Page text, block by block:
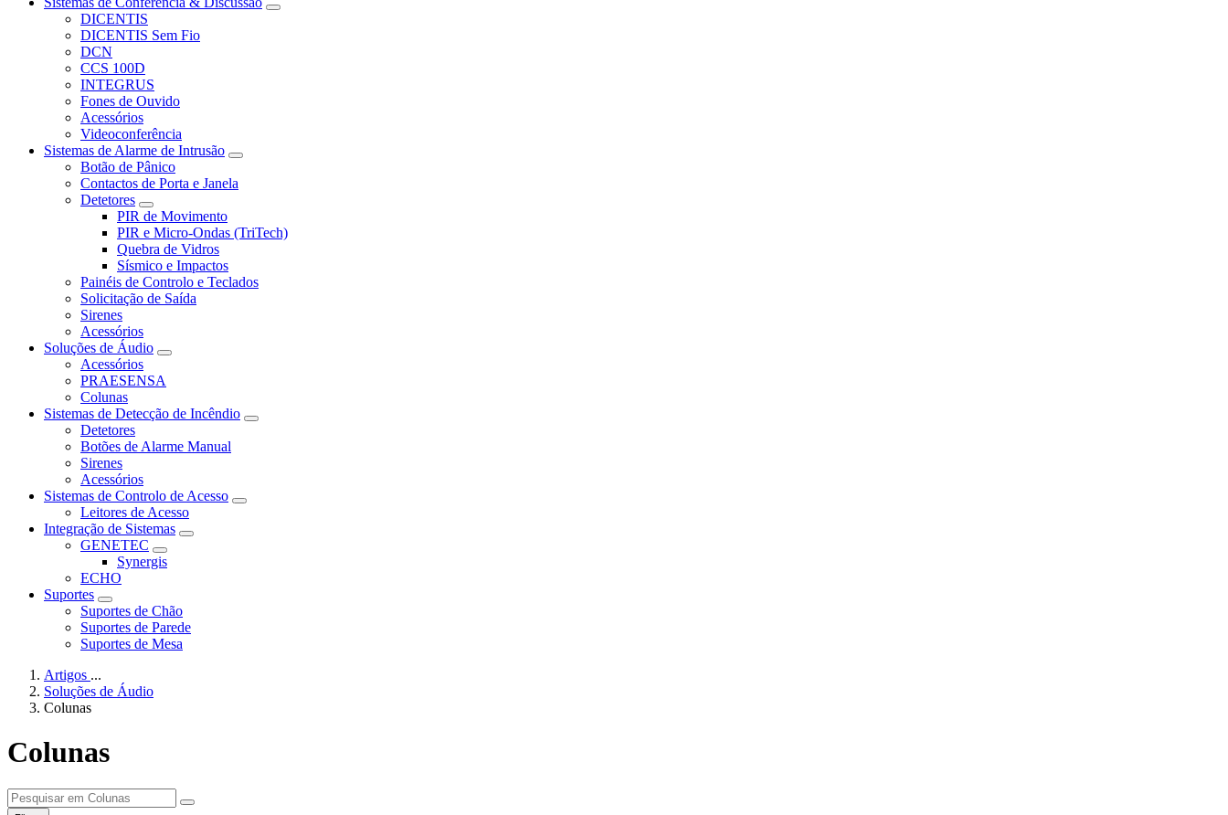
DICENTIS
DICENTIS Sem Fio
DCN
CCS 100D
INTEGRUS
Fones de Ouvido
Acessórios
Videoconferência
Sistemas de Alarme de Intrusão
Botão de Pânico
Contactos de Porta e Janela
Detetores
PIR de Movimento
PIR e Micro-Ondas (TriTech)
Quebra de Vidros
Sísmico e Impactos
Painéis de Controlo e Teclados
Solicitação de Saída
Sirenes
Acessórios
Soluções de Áudio
Acessórios
PRAESENSA
Colunas
Sistemas de Detecção de Incêndio
Detetores
Botões de Alarme Manual
Sirenes
Acessórios
Sistemas de Controlo de Acesso
Leitores de Acesso
Integração de Sistemas
GENETEC
Synergis
ECHO
Suportes
Suportes de Chão
Suportes de Parede
Suportes de Mesa
Artigos ...
Soluções de Áudio
Colunas
Colunas